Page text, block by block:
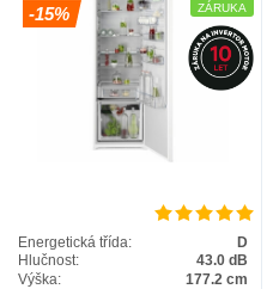
-15%
ZÁRUKA
Energetická třída:
D
Hlučnost:
43.0 dB
Výška:
177.2 cm